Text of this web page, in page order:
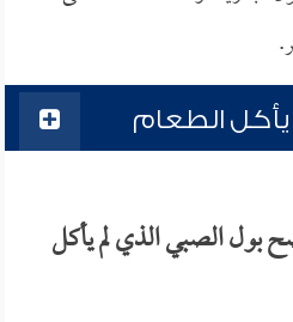
الطعام
الصبي الذي لم يأكل